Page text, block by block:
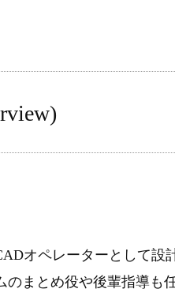
)
オペレーターとして設
のまとめ役や後輩指導も